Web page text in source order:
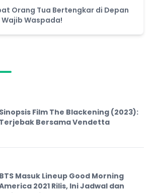
Orang Tua Bertengkar di Depan
Wajib Waspada!
Sinopsis Film The Blackening (2023):
Terjebak Bersama Vendetta
BTS Masuk Lineup Good Morning
2021 Rilis, Ini Jadwal dan